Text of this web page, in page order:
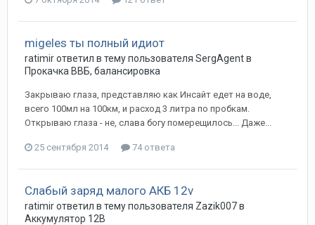
migeles ты полный идиот
ratimirответил в тему пользователя SergAgentв
Прокачка ВВБ, балансировка
Закрываю глаза, представляю как Инсайт едет на воде,
всего 100мл на 100км, и расход 3 литра по пробкам.
Открываю глаза - не, слава богу померещилось... Даже...
25 сентября 2014 74 ответа
Слабый заряд малого АКБ 12v
ratimirответил в тему пользователя Zazik007в
Аккумулятор 12В